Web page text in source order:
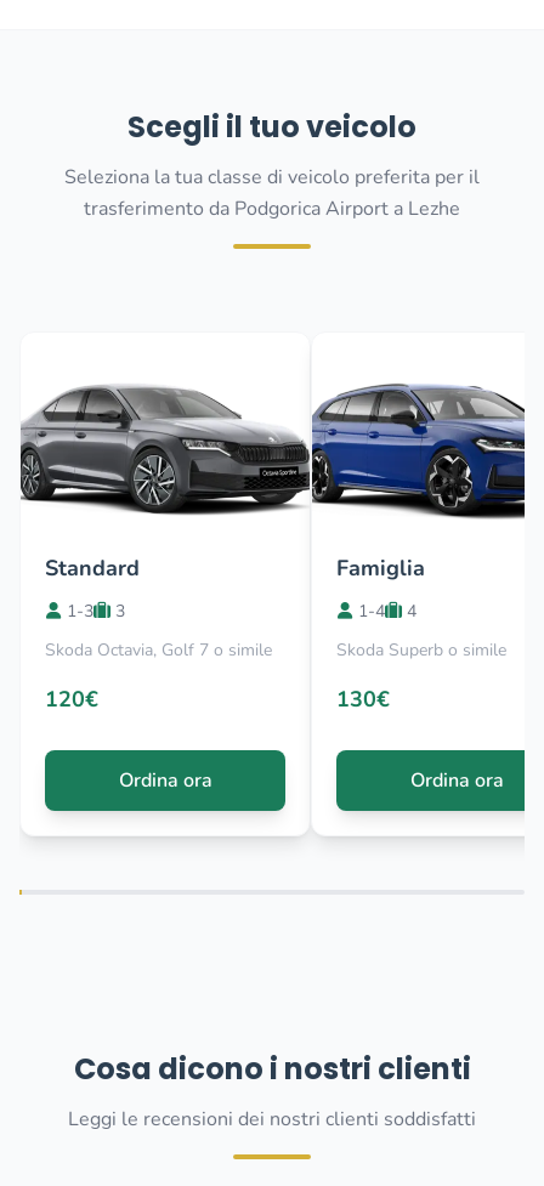
Scegli il tuo veicolo
Seleziona la tua classe di veicolo preferita per il
trasferimento da Podgorica Airport a Lezhe
Standard
1-3
3
Skoda Octavia, Golf 7 o simile
120€
Ordina ora
Famiglia
1-4
4
Skoda Superb o simile
130€
Ordina ora
Cosa dicono i nostri clienti
Leggi le recensioni dei nostri clienti soddisfatti